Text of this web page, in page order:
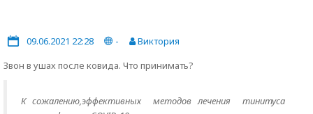
09.06.2021 22:28 -
Виктория
Звон в ушах после ковида. Что принимать?
К сожалению,эффективных методов лечения тинитуса